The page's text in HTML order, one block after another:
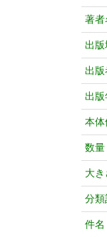
著者
出版
出版
出版
本体
数量
大き
分類
件名